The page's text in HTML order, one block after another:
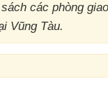
các phòng
Vũng Tàu.